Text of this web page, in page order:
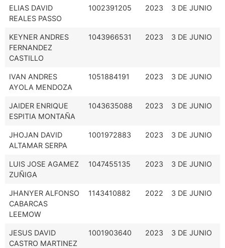
ELIAS DAVID
REALES PASSO
1002391205 2023 3 DE JUNIO
KEYNER ANDRES
FERNANDEZ
CASTILLO
1043966531 2023 3 DE JUNIO
IVAN ANDRES
AYOLA MENDOZA
1051884191 2023 3 DE JUNIO
JAIDER ENRIQUE
ESPITIA MONTAÑA
1043635088 2023 3 DE JUNIO
JHOJAN DAVID
ALTAMAR SERPA
1001972883 2023 3 DE JUNIO
LUIS JOSE AGAMEZ
ZUÑIGA
1047455135 2023 3 DE JUNIO
JHANYER ALFONSO
CABARCAS
LEEMOW
1143410882 2022 3 DE JUNIO
JESUS DAVID
CASTRO MARTINEZ
1001903640 2023 3 DE JUNIO